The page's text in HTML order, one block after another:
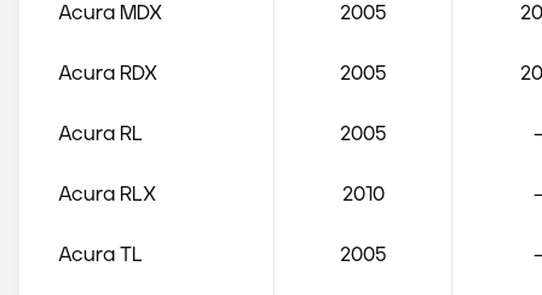
Acura MDX 2005
Acura RDX 2005
Acura RL 2005
Acura RLX 2010
Acura TL 2005